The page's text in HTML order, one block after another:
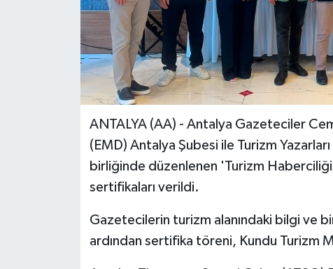
ANTALYA (AA) - Antalya Gazeteciler
(EMD) Antalya Şubesi ile Turizm
birliğinde düzenlenen 'Turizm Haberciliği
sertifikaları verildi.
Gazetecilerin turizm alanındaki bilgi ve
ardından sertifika töreni, Kundu